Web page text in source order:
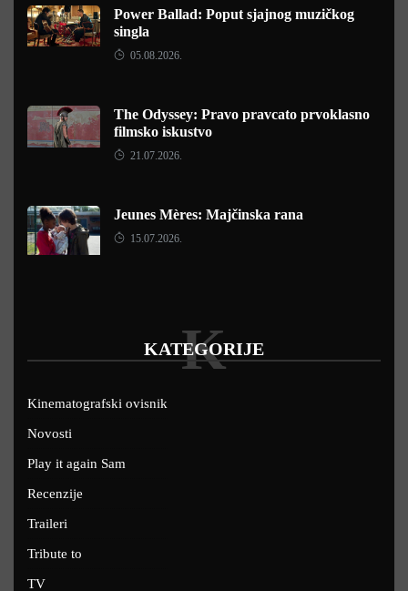
Power Ballad: Poput sjajnog muzičkog
singla
05.08.2026.
The Odyssey: Pravo pravcato prvoklasno
filmsko iskustvo
21.07.2026.
Jeunes Mères: Majčinska rana
15.07.2026.
KATEGORIJE
K
Kinematografski ovisnik
Novosti
Play it again Sam
Recenzije
Traileri
Tribute to
TV